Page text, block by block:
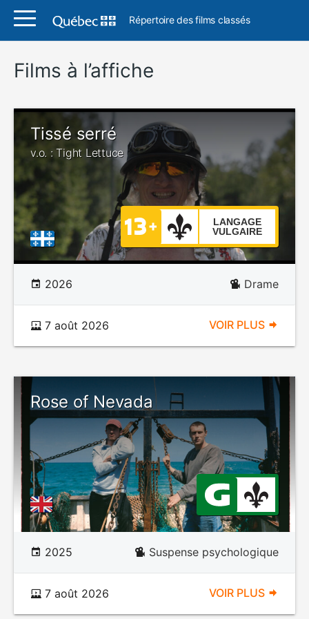
Répertoire des films classés
Films à l’affiche
Tissé serré
v.o. : Tight Lettuce
LANGAGE
VULGAIRE
2026 Drame
7 août 2026 VOIR PLUS
Rose of Nevada
2025 Suspense psychologique
7 août 2026 VOIR PLUS